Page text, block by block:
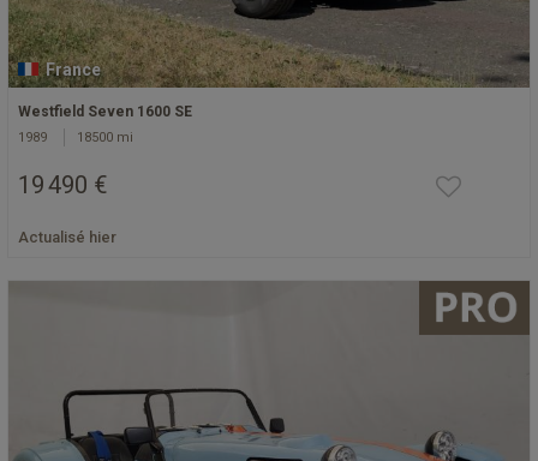
France
Westfield Seven 1600 SE
1989 18500 mi
19 490 €
Actualisé hier